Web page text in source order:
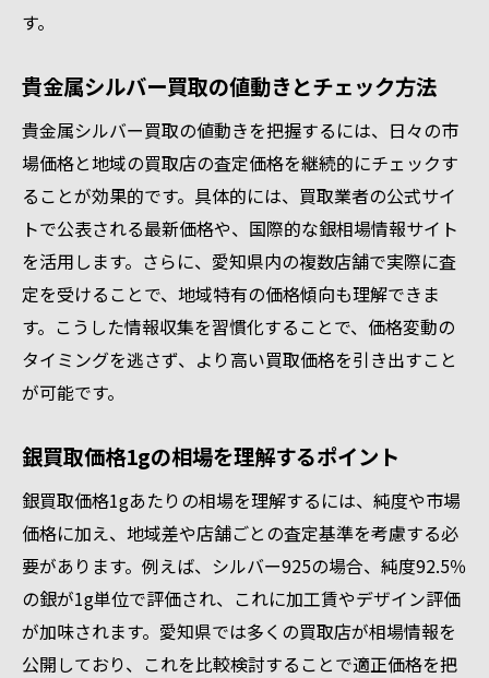
す。
貴金属シルバー買取の値動きとチェック方法
貴金属シルバー買取の値動きを把握するには、日々の市
場価格と地域の買取店の査定価格を継続的にチェックす
ることが効果的です。具体的には、買取業者の公式サイ
トで公表される最新価格や、国際的な銀相場情報サイト
を活用します。さらに、愛知県内の複数店舗で実際に査
定を受けることで、地域特有の価格傾向も理解できま
す。こうした情報収集を習慣化することで、価格変動の
タイミングを逃さず、より高い買取価格を引き出すこと
が可能です。
銀買取価格1gの相場を理解するポイント
銀買取価格1gあたりの相場を理解するには、純度や市場
価格に加え、地域差や店舗ごとの査定基準を考慮する必
要があります。例えば、シルバー925の場合、純度92.5％
の銀が1g単位で評価され、これに加工賃やデザイン評価
が加味されます。愛知県では多くの買取店が相場情報を
公開しており、これを比較検討することで適正価格を把